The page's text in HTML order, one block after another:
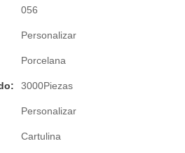
056
Personalizar
Porcelana
3000Piezas
Personalizar
Cartulina